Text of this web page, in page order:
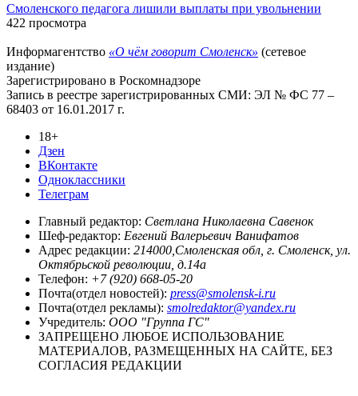
Смоленского педагога лишили выплаты при увольнении
422 просмотра
Информагентство «О чём говорит Смоленск» (сетевое
издание)
Зарегистрировано в Роскомнадзоре
Запись в реестре зарегистрированных СМИ: ЭЛ № ФС 77 –
68403 от 16.01.2017 г.
18+
Дзен
ВКонтакте
Одноклассники
Телеграм
Главный редактор: Светлана Николаевна Савенок
Шеф-редактор: Евгений Валерьевич Ванифатов
Адрес редакции: 214000,Смоленская обл, г. Смоленск, ул.
Октябрьской революции, д.14а
Телефон: +7 (920) 668-05-20
Почта(отдел новостей): press@smolensk-i.ru
Почта(отдел рекламы): smolredaktor@yandex.ru
Учредитель: ООО "Группа ГС"
ЗАПРЕЩЕНО ЛЮБОЕ ИСПОЛЬЗОВАНИЕ
МАТЕРИАЛОВ, РАЗМЕЩЕННЫХ НА САЙТЕ, БЕЗ
СОГЛАСИЯ РЕДАКЦИИ